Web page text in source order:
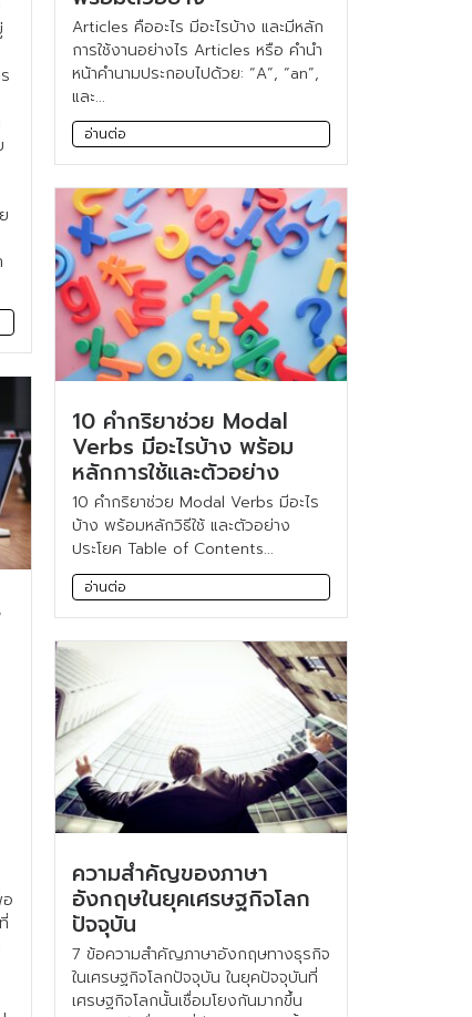
Articles คืออะไร มีอะไรบ้าง และมีหลัก
การใช้งานอย่างไร Articles หรือ คำนำ
หน้าคำนามประกอบไปด้วย: “A”, “an”,
และ...
อ่านต่อ
10 คำกริยาช่วย Modal
Verbs มีอะไรบ้าง พร้อม
หลักการใช้และตัวอย่าง
10 คำกริยาช่วย Modal Verbs มีอะไร
บ้าง พร้อมหลักวิธีใช้ และตัวอย่าง
ประโยค Table of Contents...
อ่านต่อ
ความสำคัญของภาษา
อังกฤษในยุคเศรษฐกิจโลก
ปัจจุบัน
7 ข้อความสำคัญภาษาอังกฤษทางธุรกิจ
ในเศรษฐกิจโลกปัจจุบัน ในยุคปัจจุบันที่
เศรษฐกิจโลกนั้นเชื่อมโยงกันมากขึ้น